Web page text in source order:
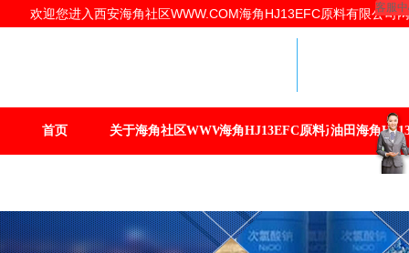
欢迎您进入西安海角社区WWW.COM海角HJ13EFC原料有限公司网站
首页 关于海角社区WWW.COM海角HJ13EFC原料产品油田海角
客服